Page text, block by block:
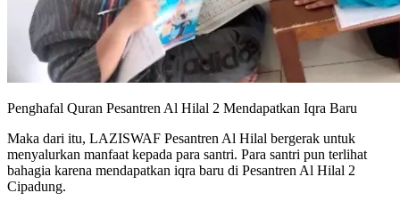
Penghafal Quran Pesantren Al Hilal 2 Mendapatkan Iqra Baru
Maka dari itu, LAZISWAF Pesantren Al Hilal bergerak untuk
menyalurkan manfaat kepada para santri. Para santri pun terlihat
bahagia karena mendapatkan iqra baru di Pesantren Al Hilal 2
Cipadung.